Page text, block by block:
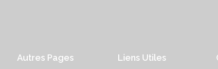
Autres Pages Liens Utiles